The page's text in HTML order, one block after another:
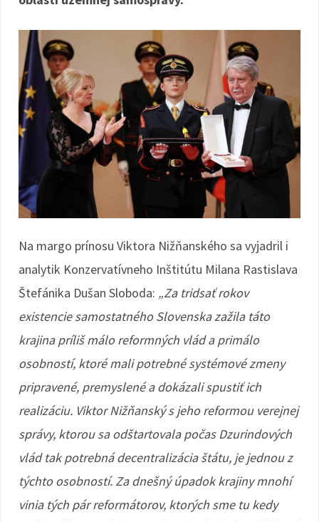
Na margo prínosu Viktora Nižňanského sa vyjadril i
analytik Konzervatívneho Inštitútu Milana Rastislava
Štefánika Dušan Sloboda: „Za tridsať rokov
existencie samostatného Slovenska zažila táto
krajina príliš málo reformných vlád a primálo
osobností, ktoré mali potrebné systémové zmeny
pripravené, premyslené a dokázali spustiť ich
realizáciu. Viktor Nižňanský s jeho reformou verejnej
správy, ktorou sa odštartovala počas Dzurindových
vlád tak potrebná decentralizácia štátu, je jednou z
týchto osobností. Za dnešný úpadok krajiny mnohí
vinia tých pár reformátorov, ktorých sme tu kedy